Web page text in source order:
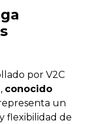
por V2C
, conocido
un
flexibilidad de